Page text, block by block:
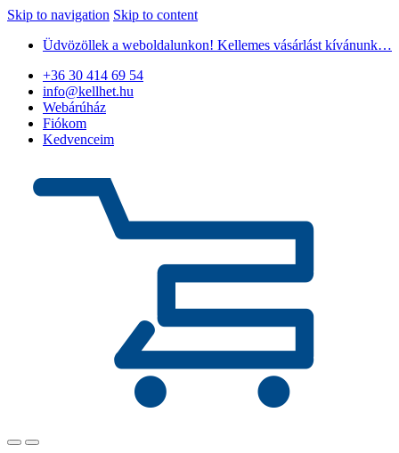
Skip to navigation Skip to content
Üdvözöllek a weboldalunkon! Kellemes vásárlást kívánunk…
+36 30 414 69 54
info@kellhet.hu
Webárúház
Fiókom
Kedvenceim